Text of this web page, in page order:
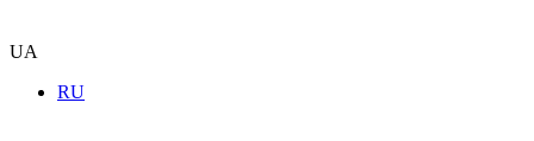
UA
RU